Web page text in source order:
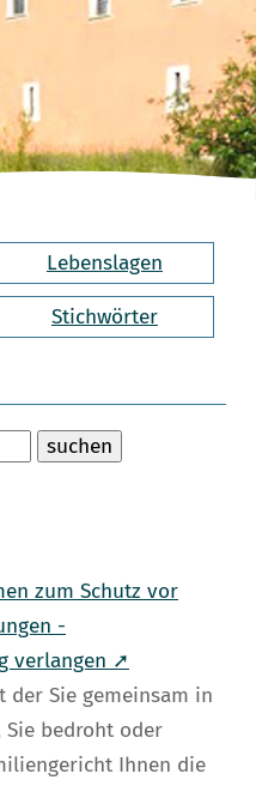
Lebenslagen
Stichwörter
zum Schutz vor
-
verlangen ➚
der Sie gemeinsam in
Sie bedroht oder
Ihnen die